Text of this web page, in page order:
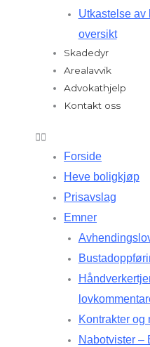
Utkastelse av
oversikt
Skadedyr
Arealavvik
Advokathjelp
Kontakt oss
Forside
Heve boligkjøp
Prisavslag
Emner
Kontrakter og
Nabotvister –